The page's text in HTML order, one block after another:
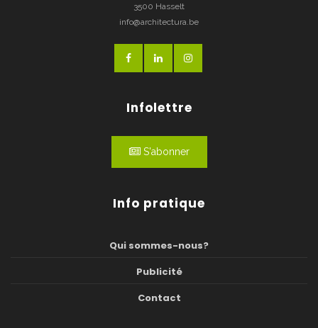
3500 Hasselt
info@architectura.be
Infolettre
S'abonner
Info pratique
Qui sommes-nous?
Publicité
Contact